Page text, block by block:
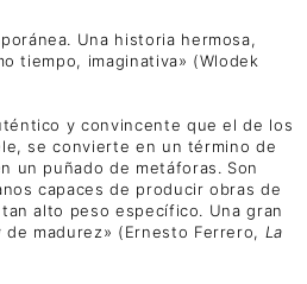
Una historia hermosa,
tiempo, imaginativa» (Wlodek
y convincente que el de los
se convierte en un término de
un puñado de metáforas. Son
capaces de producir obras de
alto peso específico. Una gran
madurez» (Ernesto Ferrero, La